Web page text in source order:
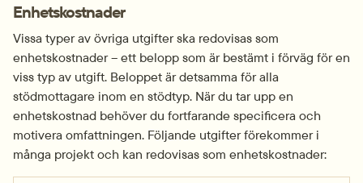
Enhetskostnader
Vissa typer av övriga utgifter ska redovisas som
enhetskostnader – ett belopp som är bestämt i förväg för en
viss typ av utgift. Beloppet är detsamma för alla
stödmottagare inom en stödtyp. När du tar upp en
enhetskostnad behöver du fortfarande specificera och
motivera omfattningen. Följande utgifter förekommer i
många projekt och kan redovisas som enhetskostnader: